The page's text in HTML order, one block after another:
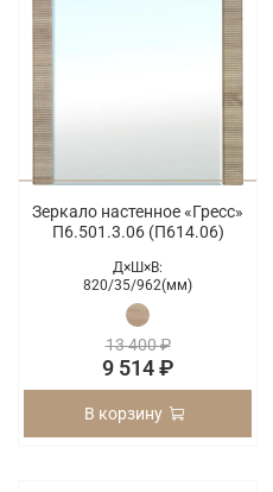
Зеркало настенное «Гресс»
П6.501.3.06 (П614.06)
Д×Ш×В:
820/35/962(мм)
13 400 ₽
9 514 ₽
В корзину